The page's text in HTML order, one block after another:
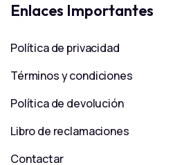
Enlaces Importantes
Política de privacidad
Términos y condiciones
Política de devolución
Libro de reclamaciones
Contactar